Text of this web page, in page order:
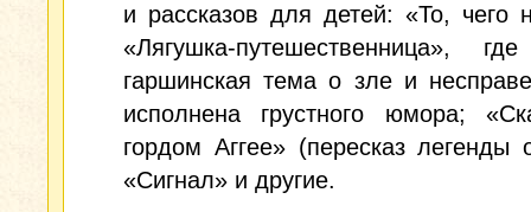
и рассказов для детей: «То, чего
«Лягушка-путешественница»,
гаршинская тема о зле и
исполненa грустного юмора;
гордом Аггее» (пересказ легенды
«Сигнал» и другие.